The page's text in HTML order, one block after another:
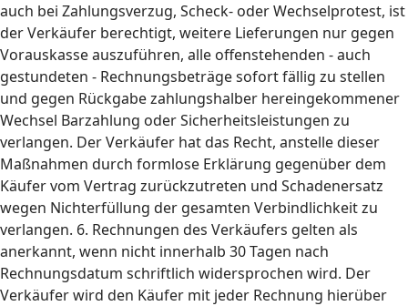
auch bei Zahlungsverzug, Scheck- oder Wechselprotest, ist
der Verkäufer berechtigt, weitere Lieferungen nur gegen
Vorauskasse auszuführen, alle offenstehenden - auch
gestundeten - Rechnungsbeträge sofort fällig zu stellen
und gegen Rückgabe zahlungshalber hereingekommener
Wechsel Barzahlung oder Sicherheitsleistungen zu
verlangen. Der Verkäufer hat das Recht, anstelle dieser
Maßnahmen durch formlose Erklärung gegenüber dem
Käufer vom Vertrag zurückzutreten und Schadenersatz
wegen Nichterfüllung der gesamten Verbindlichkeit zu
verlangen. 6. Rechnungen des Verkäufers gelten als
anerkannt, wenn nicht innerhalb 30 Tagen nach
Rechnungsdatum schriftlich widersprochen wird. Der
Verkäufer wird den Käufer mit jeder Rechnung hierüber